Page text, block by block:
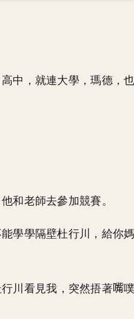
中，就連大學，瑪德，
和老師去參加競賽。
學學隔壁杜行川，給你
川看見我，突然捂著